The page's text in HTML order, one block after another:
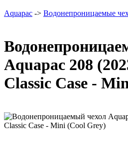
Aquapac -> Водонепроницаемые
Aquapac 208
Classic Case -